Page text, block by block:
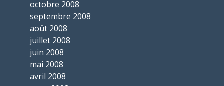
octobre 2008
septembre 2008
août 2008
juillet 2008
juin 2008
mai 2008
avril 2008